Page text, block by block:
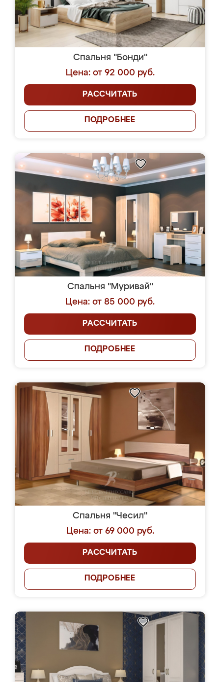
Спальня "Бонди"
Цена: от 92 000 руб.
РАССЧИТАТЬ
ПОДРОБНЕЕ
Спальня "Муривай"
Цена: от 85 000 руб.
РАССЧИТАТЬ
ПОДРОБНЕЕ
Спальня "Чесил"
Цена: от 69 000 руб.
РАССЧИТАТЬ
ПОДРОБНЕЕ